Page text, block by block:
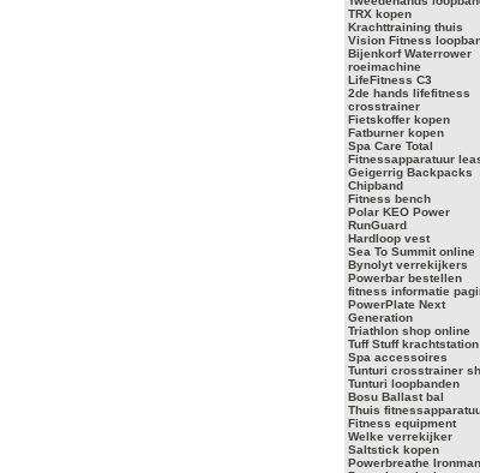
TRX kopen
Krachttraining thuis
Vision Fitness
Bijenkorf Waterrower
roeimachine
LifeFitness C3
2de hands lifefitness
crosstrainer
Fietskoffer kopen
Fatburner kopen
Spa Care Total
Fitnessapparatuur
Geigerrig Backpacks
Chipband
Fitness bench
Polar KEO Power
RunGuard
Hardloop vest
Sea To Summit online
Bynolyt verrekijkers
Powerbar bestellen
fitness informatie
PowerPlate Next
Generation
Triathlon shop online
Tuff Stuff krachtstation
Spa accessoires
Tunturi crosstrainer
Tunturi loopbanden
Bosu Ballast bal
Thuis
Fitness equipment
Welke verrekijker
Saltstick kopen
Powerbreathe Ironman